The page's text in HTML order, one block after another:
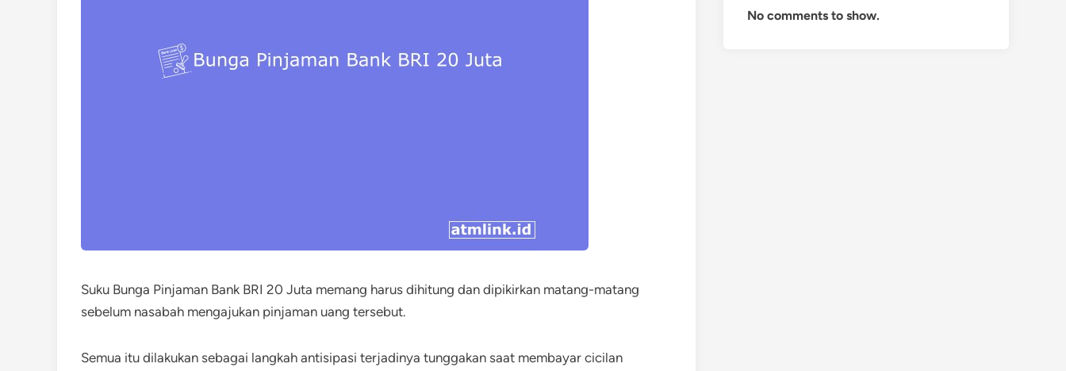
Suku Bunga Pinjaman Bank BRI 20 Juta memang harus dihitung dan dipikirkan matang-matang
sebelum nasabah mengajukan pinjaman uang tersebut.
Semua itu dilakukan sebagai langkah antisipasi terjadinya tunggakan saat membayar cicilan
No comments to show.